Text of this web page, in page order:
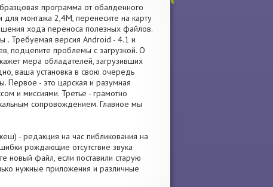
программа от обалденного
монтажа 2,4M, перенесите на карту
хода переноса полезных файлов.
. Требуемая версия Android - 4.1 и
подцепите проблемы с загрузкой. О
мера обладателей, загрузивших
ваша установка в свою очередь
Первое - это царская и разумная
и миссиями. Третье - грамотно
сопровождением. Главное мы
- редакция на час пибликования на
рождающие отсутствие звука
новый файл, если поставили старую
нужные приложения и различные